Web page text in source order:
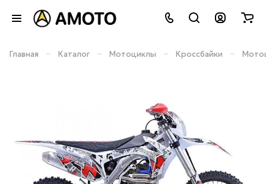
Главная – Каталог – Мотоциклы – Кроссбайки –